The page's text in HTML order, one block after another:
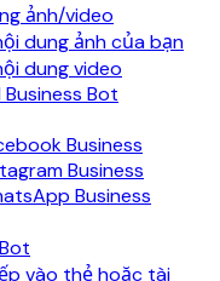
ảnh/video
dung ảnh của bạn
dung video
Bot
Business
Business
Business
vào thẻ hoặc tài